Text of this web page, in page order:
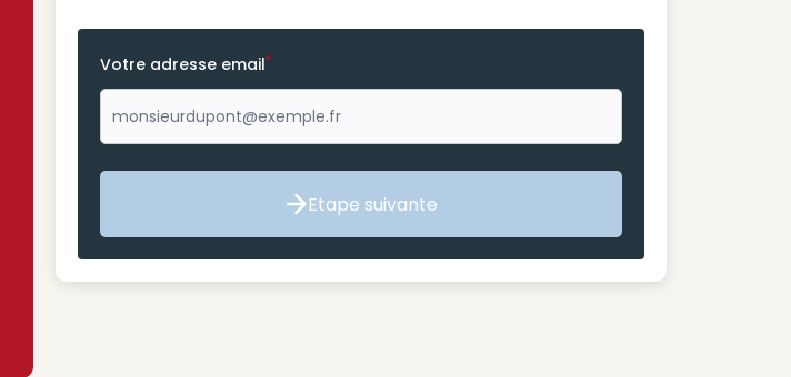
Votre adresse email*
Etape suivante
Etape suivante